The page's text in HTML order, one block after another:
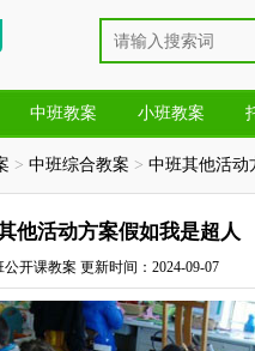
中班教案 小班教案
> 中班综合教案 > 中班其他活动
他活动方案假如我是超人
公开课教案 更新时间：2024-09-07